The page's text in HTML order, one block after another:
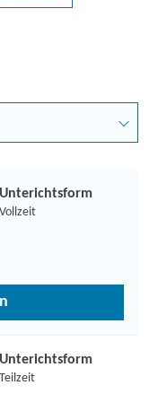
Unterichtsform
Vollzeit
Unterichtsform
Teilzeit